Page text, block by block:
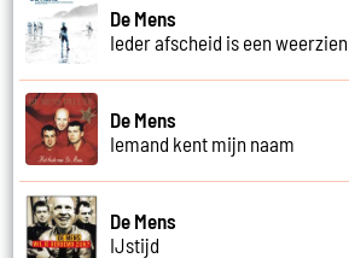
De Mens
Ieder afscheid is een
De Mens
Iemand kent mijn naam
De Mens
IJstijd